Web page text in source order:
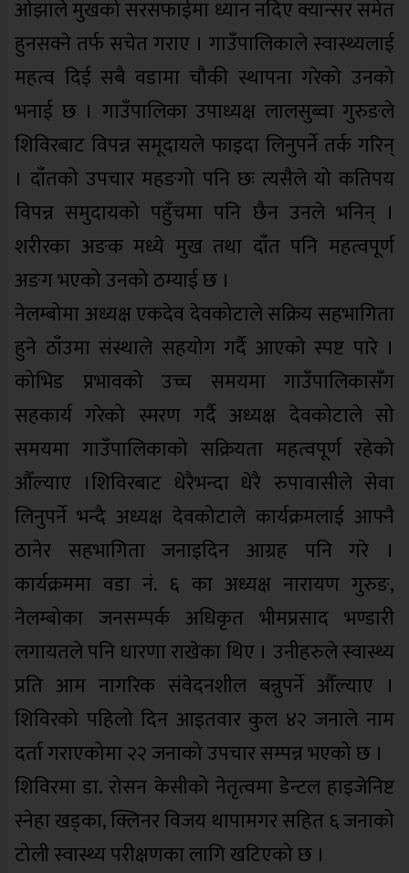
ओझाले मुखको सरसफाईमा ध्यान नदिए क्यान्सर समेत
हुनसक्ने तर्फ सचेत गराए । गाउँपालिकाले स्वास्थ्यलाई
महत्व दिई सबै वडामा चौकी स्थापना गरेको उनको
भनाई छ । गाउँपालिका उपाध्यक्ष लालसुब्वा गुरुङले
शिविरबाट विपन्न समूदायले फाइदा लिनुपर्ने तर्क गरिन्
। दाँतको उपचार महङगो पनि छः त्यसैले यो कतिपय
विपन्न समुदायको पहुँचमा पनि छैन उनले भनिन् ।
शरीरका अङक मध्ये मुख तथा दाँत पनि महत्वपूर्ण
अङग भएको उनको ठम्याई छ ।
नेलम्बोमा अध्यक्ष एकदेव देवकोटाले सक्रिय सहभागिता
हुने ठाँउमा संस्थाले सहयोग गर्दै आएको स्पष्ट पारे ।
कोभिड प्रभावको उच्च समयमा गाउँपालिकासँग
सहकार्य गरेको स्मरण गर्दै अध्यक्ष देवकोटाले सो
समयमा गाउँपालिकाको सक्रियता महत्वपूर्ण रहेको
औँल्याए ।शिविरबाट धेरैभन्दा धेरै रुपावासीले सेवा
लिनुपर्ने भन्दै अध्यक्ष देवकोटाले कार्यक्रमलाई आफ्नै
ठानेर सहभागिता जनाइदिन आग्रह पनि गरे ।
कार्यक्रममा वडा नं. ६ का अध्यक्ष नारायण गुरुङ,
नेलम्बोका जनसम्पर्क अधिकृत भीमप्रसाद भण्डारी
लगायतले पनि धारणा राखेका थिए । उनीहरुले स्वास्थ्य
प्रति आम नागरिक संवेदनशील बन्नुपर्ने औँल्याए ।
शिविरको पहिलो दिन आइतवार कुल ४२ जनाले नाम
दर्ता गराएकोमा २२ जनाको उपचार सम्पन्न भएको छ ।
शिविरमा डा. रोसन केसीको नेतृत्वमा डेन्टल हाइजेनिष्ट
स्नेहा खड्का, क्लिनर विजय थापामगर सहित ६ जनाको
टोली स्वास्थ्य परीक्षणका लागि खटिएको छ ।